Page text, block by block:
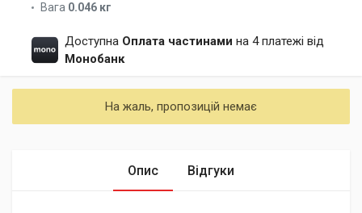
Вага 0.046 кг
Доступна Оплата частинами на 4 платежі від
Монобанк
На жаль, пропозицій немає
Опис Відгуки